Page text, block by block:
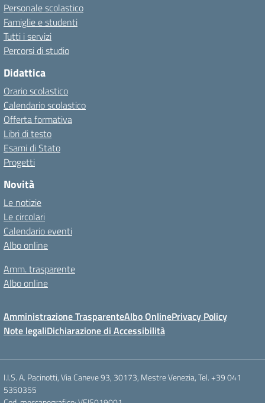
Personale scolastico
Famiglie e studenti
Tutti i servizi
Percorsi di studio
Didattica
Orario scolastico
Calendario scolastico
Offerta formativa
Libri di testo
Esami di Stato
Progetti
Novità
Le notizie
Le circolari
Calendario eventi
Albo online
Amm. trasparente
Albo online
Amministrazione TrasparenteAlbo OnlinePrivacy Policy
Note legaliDichiarazione di Accessibilità
I.I.S. A. Pacinotti, Via Caneve 93, 30173, Mestre Venezia, Tel. +39 041
5350355